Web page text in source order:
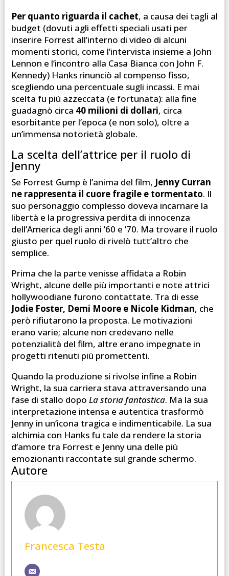
Per quanto riguarda il cachet, a causa dei tagli al
budget (dovuti agli effetti speciali usati per
inserire Forrest all’interno di video di alcuni
momenti storici, come l’intervista insieme a John
Lennon e l’incontro alla Casa Bianca con John F.
Kennedy) Hanks rinunciò al compenso fisso,
scegliendo una percentuale sugli incassi. E mai
scelta fu più azzeccata (e fortunata): alla fine
guadagnò circa 40 milioni di dollari, circa
esorbitante per l’epoca (e non solo), oltre a
un’immensa notorietà globale.
La scelta dell’attrice per il ruolo di
Jenny
Se Forrest Gump è l’anima del film, Jenny Curran
ne rappresenta il cuore fragile e tormentato. Il
suo personaggio complesso doveva incarnare la
libertà e la progressiva perdita di innocenza
dell’America degli anni ’60 e ’70. Ma trovare il ruolo
giusto per quel ruolo di rivelò tutt’altro che
semplice.
Prima che la parte venisse affidata a Robin
Wright, alcune delle più importanti e note attrici
hollywoodiane furono contattate. Tra di esse
Jodie Foster, Demi Moore e Nicole Kidman, che
però rifiutarono la proposta. Le motivazioni
erano varie; alcune non credevano nelle
potenzialità del film, altre erano impegnate in
progetti ritenuti più promettenti.
Quando la produzione si rivolse infine a Robin
Wright, la sua carriera stava attraversando una
fase di stallo dopo La storia fantastica. Ma la sua
interpretazione intensa e autentica trasformò
Jenny in un’icona tragica e indimenticabile. La sua
alchimia con Hanks fu tale da rendere la storia
d’amore tra Forrest e Jenny una delle più
emozionanti raccontate sul grande schermo.
Autore
Francesca Testa